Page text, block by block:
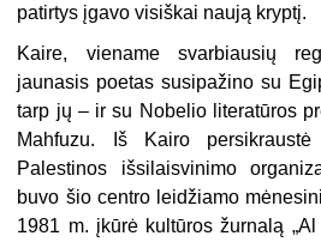
patirtys įgavo visiškai naują kryptį.
Kaire, viename svarbiausių
jaunasis poetas susipažino su
tarp jų – ir su Nobelio literatūros
Mahfuzu. Iš Kairo
Palestinos išsilaisvinimo
buvo šio centro leidžiamo
1981 m. įkūrė kultūros žurnalą